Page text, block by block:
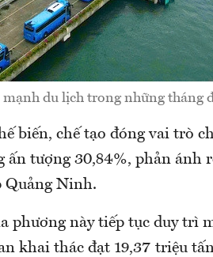
du lịch trong những tháng
biến, chế tạo đóng vai trò
tượng 30,84%, phản ánh
Quảng Ninh.
phương này tiếp tục duy trì
khai thác đạt 19,37 triệu